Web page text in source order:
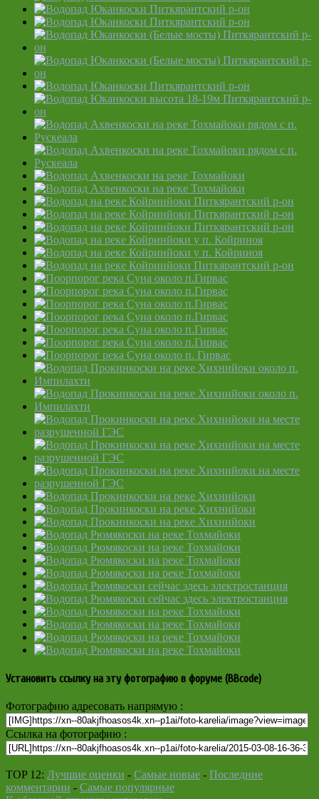
Установить ссылку на эту фотографию в форуме (BBcode)
Фотографию адресовать напрямую :
Ссылка на фотографию :
TOP 12: Лучшие оценки - Самые новые - Последние
комментарии - Самые популярные